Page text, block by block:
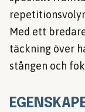
Med ett
täckning över
stången och